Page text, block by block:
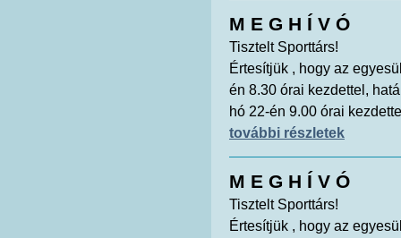
M E G H Í V Ó
Tisztelt Sporttárs!
Értesítjük , hogy az
én 8.30 órai kezdettel,
hó 22-én 9.00 órai
további részletek
M E G H Í V Ó
Tisztelt Sporttárs!
Értesítjük , hogy az